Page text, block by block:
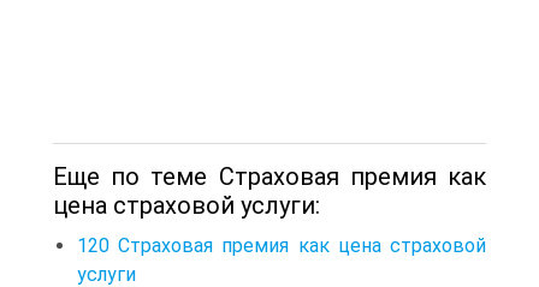
Еще по теме Страховая премия как
цена страховой услуги:
120 Страховая премия как цена страховой
услуги